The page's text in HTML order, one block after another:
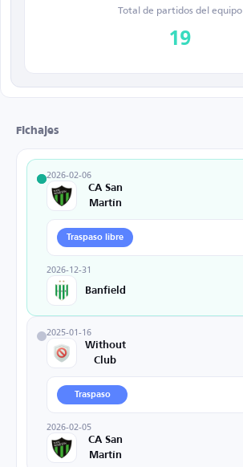
Total de partidos del equipo
19
Fichajes
2026-02-06
CA San
Martín
Traspaso libre
2026-12-31
Banfield
2025-01-16
Without
Club
Traspaso
2026-02-05
CA San
Martín